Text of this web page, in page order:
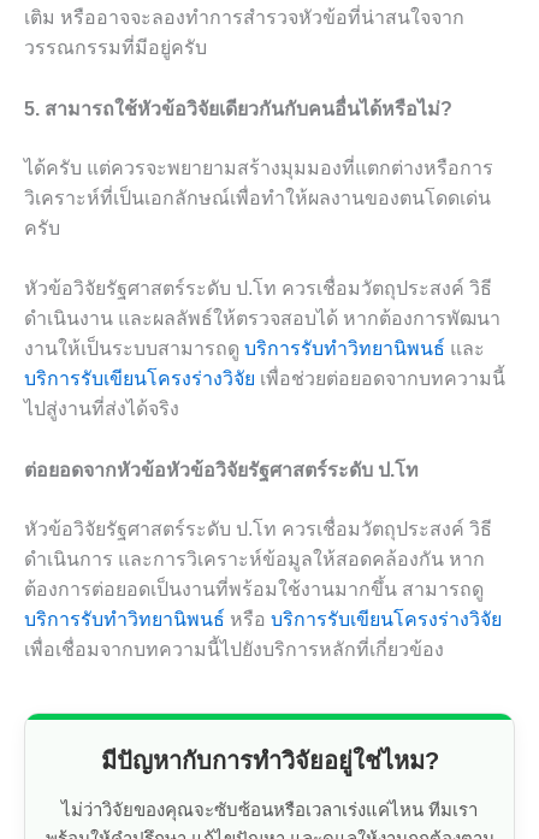
เติม หรืออาจจะลองทำการสำรวจหัวข้อที่น่าสนใจจาก
วรรณกรรมที่มีอยู่ครับ
5. สามารถใช้หัวข้อวิจัยเดียวกันกับคนอื่นได้หรือไม่?
ได้ครับ แต่ควรจะพยายามสร้างมุมมองที่แตกต่างหรือการ
วิเคราะห์ที่เป็นเอกลักษณ์เพื่อทำให้ผลงานของตนโดดเด่น
ครับ
หัวข้อวิจัยรัฐศาสตร์ระดับ ป.โท ควรเชื่อมวัตถุประสงค์ วิธี
ดำเนินงาน และผลลัพธ์ให้ตรวจสอบได้ หากต้องการพัฒนา
งานให้เป็นระบบสามารถดู บริการรับทำวิทยานิพนธ์ และ
บริการรับเขียนโครงร่างวิจัย เพื่อช่วยต่อยอดจากบทความนี้
ไปสู่งานที่ส่งได้จริง
ต่อยอดจากหัวข้อหัวข้อวิจัยรัฐศาสตร์ระดับ ป.โท
หัวข้อวิจัยรัฐศาสตร์ระดับ ป.โท ควรเชื่อมวัตถุประสงค์ วิธี
ดำเนินการ และการวิเคราะห์ข้อมูลให้สอดคล้องกัน หาก
ต้องการต่อยอดเป็นงานที่พร้อมใช้งานมากขึ้น สามารถดู
บริการรับทำวิทยานิพนธ์ หรือ บริการรับเขียนโครงร่างวิจัย
เพื่อเชื่อมจากบทความนี้ไปยังบริการหลักที่เกี่ยวข้อง
มีปัญหากับการทำวิจัยอยู่ใช่ไหม?
ไม่ว่าวิจัยของคุณจะซับซ้อนหรือเวลาเร่งแค่ไหน ทีมเรา